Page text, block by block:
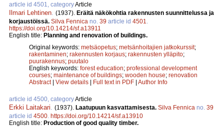
article id 4501, categoryArticle
Ilmari Lehtinen (1937). Eräitä näkökohtia rakennusten suunnittelussa ja
korjaustöissä. Silva Fennica no. 39 article id 4501
https://doi.org/10.14214/sf.a13911
English title: Planning and renovation of buildings.
Original keywords: metsäopetus; metsänhoitajien jatkokurssit;
rakentaminen; rakennusten korjaus; rakennusten ylläpito;
puurakennus; puutalo
English keywords: forest education; professional development
courses; maintenance of buildings; wooden house; renovation
Abstract| View details | Full text in PDF | Author Info
article id 4500, categoryArticle
Erkki Laitakari (1937). Laatupuun kasvattamisesta. Silva Fennica no. 39
article id 4500 https://doi.org/10.14214/sf.a13910
English title: Production of good quality timber.